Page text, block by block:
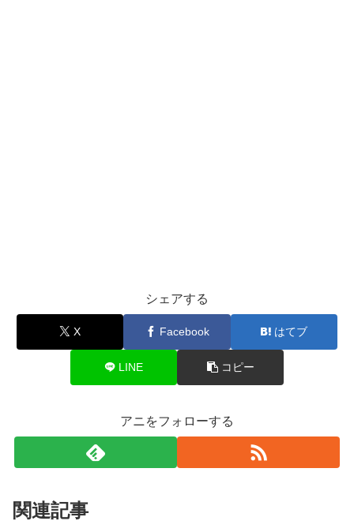
シェアする
X Facebook はてブ
LINE コピー
アニをフォローする
関連記事